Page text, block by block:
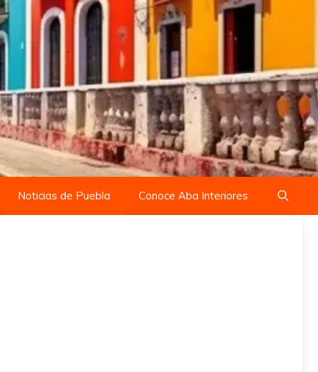
Noticias de Puebla Conoce Aba Interiores